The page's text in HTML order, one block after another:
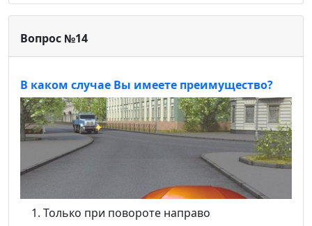
Вопрос №14
В каком случае Вы имеете преимущество?
Только при повороте направо